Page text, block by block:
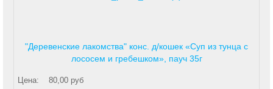
"Деревенские лакомства" конс. д/кошек «Суп из тунца с
лососем и гребешком», пауч 35г
Цена: 80,00 руб